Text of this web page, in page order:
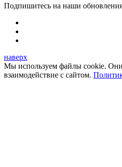
Подпишитесь на наши
наверх
Мы используем файлы cookie.
взаимодействие с сайтом.